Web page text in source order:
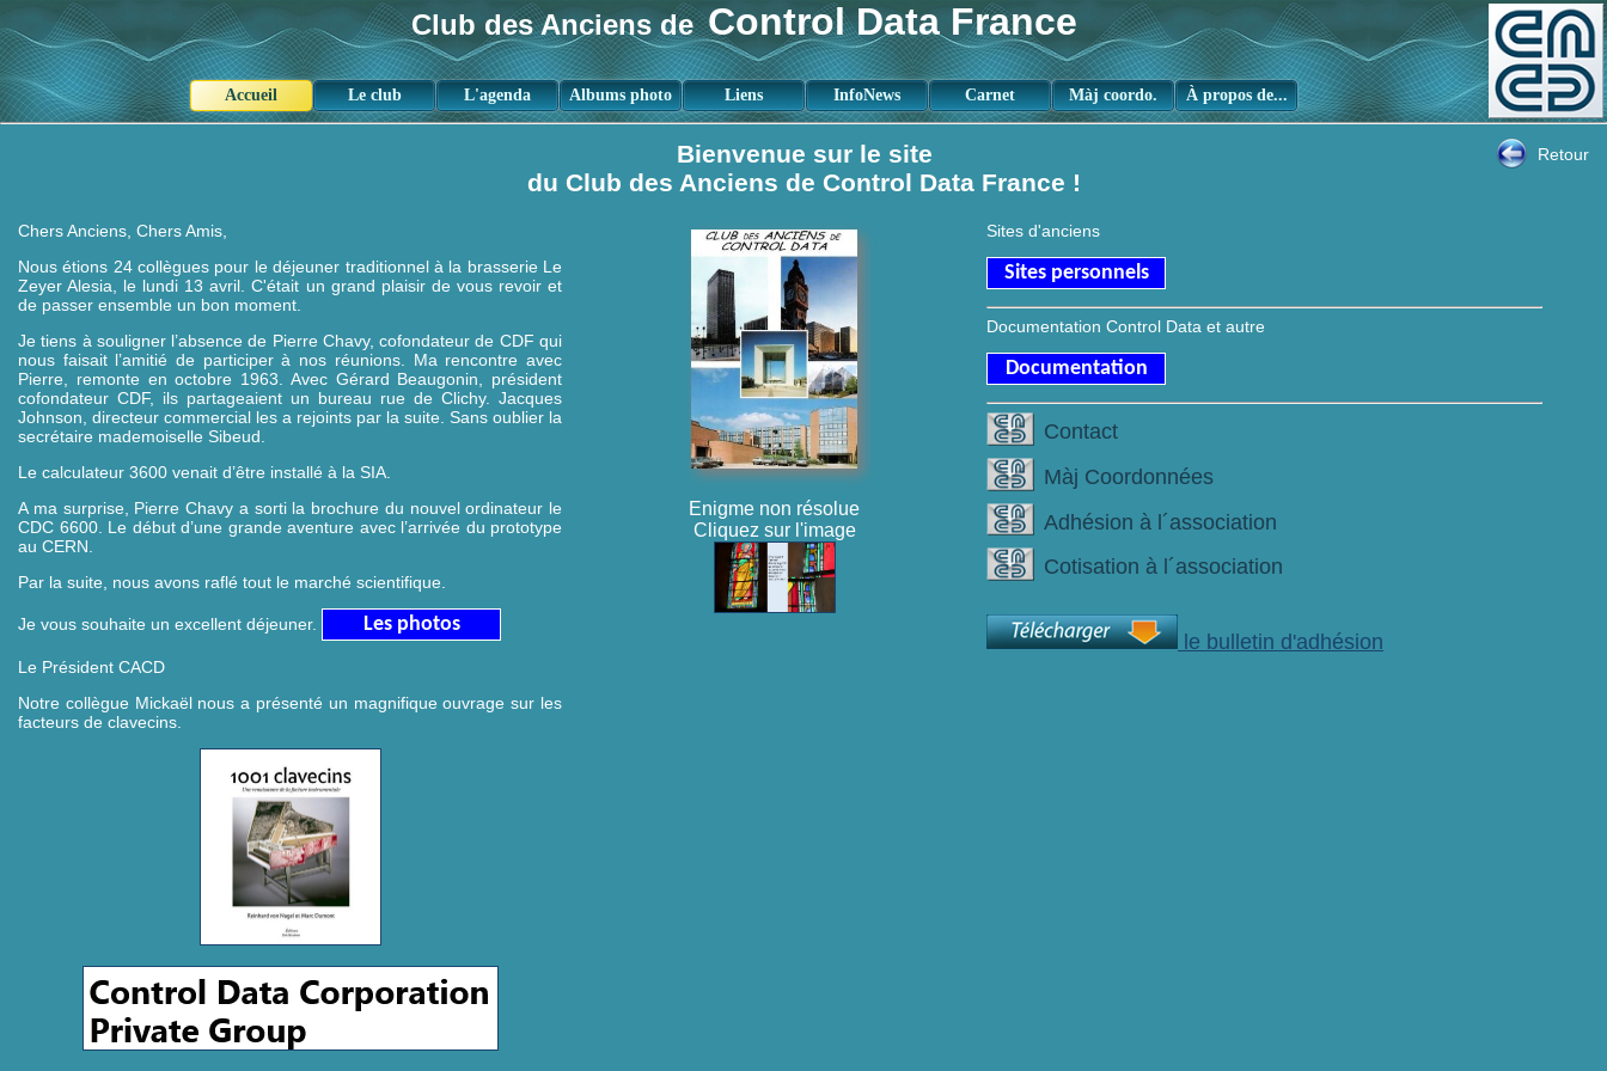
Club des Anciens de Control Data France
Accueil Le club L'agenda Albums photo Liens InfoNews Carnet Màj coordo. À propos de...
Bienvenue sur le site
du Club des Anciens de Control Data France !
Retour
Chers Anciens, Chers Amis,
Nous étions 24 collègues pour le déjeuner traditionnel à la brasserie Le
Zeyer Alesia, le lundi 13 avril. C'était un grand plaisir de vous revoir et
de passer ensemble un bon moment.
Je tiens à souligner l’absence de Pierre Chavy, cofondateur de CDF qui
nous faisait l’amitié de participer à nos réunions. Ma rencontre avec
Pierre, remonte en octobre 1963. Avec Gérard Beaugonin, président
cofondateur CDF, ils partageaient un bureau rue de Clichy. Jacques
Johnson, directeur commercial les a rejoints par la suite. Sans oublier la
secrétaire mademoiselle Sibeud.
Le calculateur 3600 venait d’être installé à la SIA.
A ma surprise, Pierre Chavy a sorti la brochure du nouvel ordinateur le
CDC 6600. Le début d’une grande aventure avec l’arrivée du prototype
au CERN.
Par la suite, nous avons raflé tout le marché scientifique.
Je vous souhaite un excellent déjeuner. Les photos
Le Président CACD
Notre collègue Mickaël nous a présenté un magnifique ouvrage sur les
facteurs de clavecins.
Enigme non résolue
Cliquez sur l'image
Sites d'anciens
Sites personnels
Documentation Control Data et autre
Documentation
Contact
Màj Coordonnées
Adhésion à l´association
Cotisation à l´association
le bulletin d'adhésion
Panneau de gestion des cookies